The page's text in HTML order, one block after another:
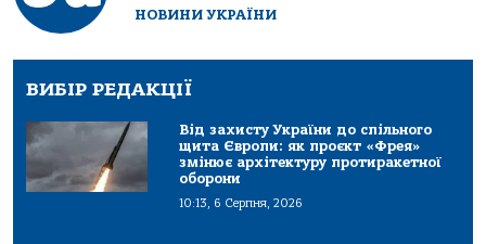
НОВИНИ УКРАЇНИ
ВИБІР РЕДАКЦІЇ
Від захисту України до спільного
щита Європи: як проєкт «Фрея»
змінює архітектуру протиракетної
оборони
10:13, 6 Серпня, 2026